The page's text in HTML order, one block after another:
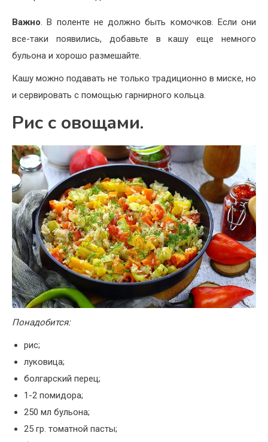
Важно . В поленте не должно быть комочков. Если они
все-таки появились, добавьте в кашу еще немного
бульона и хорошо размешайте.
Кашу можно подавать не только традиционно в миске, но
и сервировать с помощью гарнирного кольца.
Рис с овощами.
Понадобится:
рис;
луковица;
болгарский перец;
1-2 помидора;
250 мл бульона;
25 гр. томатной пасты;